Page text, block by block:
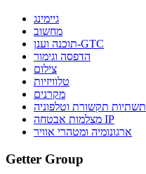
גיימינג
מחשוב
תוכנה וענן-GTC
הדפסה וגימור
צילום
טלוויזיות
מקרנים
תשתיות תקשורת וטלפוניה
מצלמות אבטחה IP
ארגונומיה ומטהרי אוויר
Getter Group